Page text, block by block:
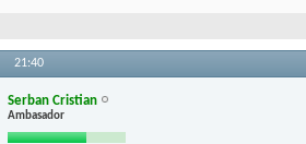
21:40
Serban Cristian
Ambasador